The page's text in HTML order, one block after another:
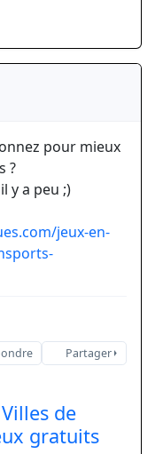
pour mieux
?
y a peu ;)
jeux-en-
Partager
de
gratuits